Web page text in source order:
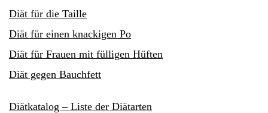
Diät für die Taille
Diät für einen knackigen Po
Diät für Frauen mit fülligen Hüften
Diät gegen Bauchfett
Diätkatalog – Liste der Diätarten